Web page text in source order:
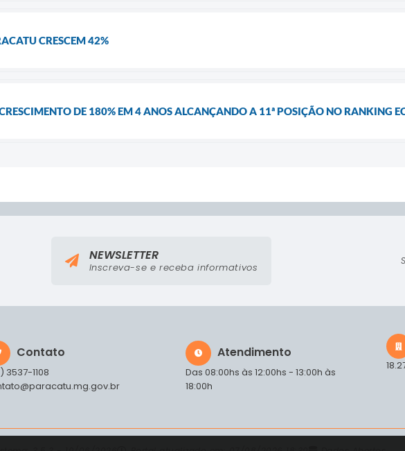
CRESCEM 42%
DE 180% EM 4 ANOS ALCANÇANDO A 11ª POSIÇÃO NO RANKING
Contato
3537-1108
Atendimento
Das 08:00hs às 12:00hs - 13:00h às
18:00h
NEWSLETTER
Inscreva-se e receba informativos